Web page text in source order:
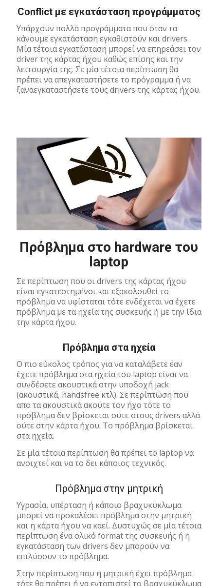
Conflict με εγκατάσταση προγράμματος
Υπάρχουν πολλά προγράμματα που όταν τα
κάνουμε εγκατάσταση εγκαθιστούν και drivers.
Μία τέτοια εγκατάσταση μπορεί να επηρεάσει τον
driver της κάρτας ήχου καθώς επίσης και την
λειτουργία της. Σε μία τέτοια περίπτωση θα
πρέπει να απεγκαταστήσετε το πρόγραμμα ή να
ξαναεγκαταστήσετε τους drivers της κάρτας ήχου.
Πρόβλημα στο hardware του
laptop
Σε περίπτωση που οι drivers της κάρτας ήχου
είναι εγκατεστημένοι και εξακολουθεί το
πρόβλημα να υφίσταται τότε ενδέχεται να έχετε
πρόβλημα με τα ηχεία της συσκευής ή με την ίδια
την κάρτα ήχου.
Πρόβλημα στα ηχεία
Ο πιο εύκολος τρόπος για να καταλάβετε έαν
έχετε πρόβλημα στα ηχεία του laptop είναι να
συνδέσετε ακουστικά στην υποδοχή jack
(ακουστικά, handsfree κτλ). Σε περίπτωση που
απο τα ακουστικά ακούτε τον ήχο τότε το
πρόβλημα δεν βρίσκεται ούτε στους drivers αλλά
ούτε στην κάρτα ήχου. Το πρόβλημα βρίσκεται
στα ηχεία.
Σε μία τέτοια περίπτωση θα πρέπει το laptop να
ανοιχτεί και να το δει κάποιος τεχνικός.
Πρόβλημα στην μητρική
Υγρασία, υπέρταση ή κάποιο βραχυκύκλωμα
μπορεί να προκαλέσει πρόβλημα στην μητρική
και η κάρτα ήχου να καεί. Δυστυχώς σε μία τέτοια
περίπτωση ένα ολικό format της συσκευής ή η
εγκατάσταση των drivers δεν μπορούν να
επιλύσουν το πρόβλημα.
Στην περίπτωση που η μητρική έχει πρόβλημα
τότε θα πρέπει ή να εντοπιστεί το βραχυκύκλωμα